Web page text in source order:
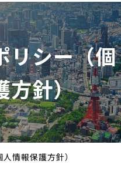
リシー（個
方針）
情報保護方針）